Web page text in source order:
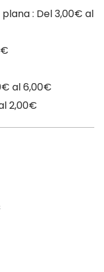
: Del 3,00€ al
al 6,00€
2,00€